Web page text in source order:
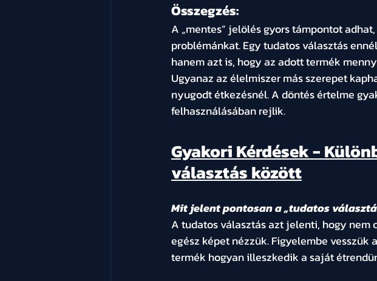
Összegzés:
A „mentes” jelölés gyors támpontot
problémánkat. Egy tudatos választás
hanem azt is, hogy az adott termék
Ugyanaz az élelmiszer más szerepet
nyugodt étkezésnél. A döntés értelme
felhasználásában rejlik.
Gyakori Kérdések -
választás között
Mit jelent pontosan a „tudatos
A tudatos választás azt jelenti, hogy
egész képet nézzük. Figyelembe vesszük
termék hogyan illeszkedik a saját